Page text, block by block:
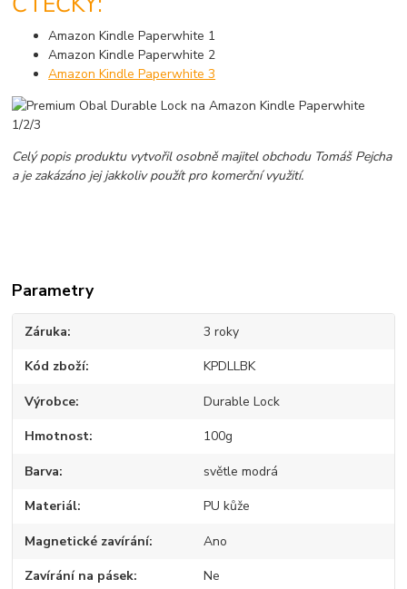
Amazon Kindle Paperwhite 1
Amazon Kindle Paperwhite 2
Amazon Kindle Paperwhite 3
Celý popis produktu vytvořil osobně majitel obchodu Tomáš Pejcha
a je zakázáno jej jakkoliv použít pro komerční využití.
Parametry
Záruka 3 roky
Kód zboží KPDLLBK
Výrobce Durable Lock
Hmotnost 100g
Barva světle modrá
Materiál PU kůže
Magnetické zavírání Ano
Zavírání na pásek Ne